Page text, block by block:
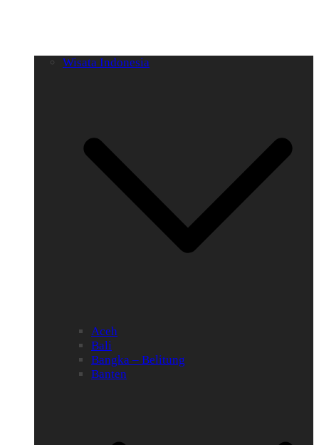
Wisata Indonesia
Aceh
Bali
Bangka – Belitung
Banten